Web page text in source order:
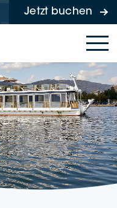
Jetzt buchen